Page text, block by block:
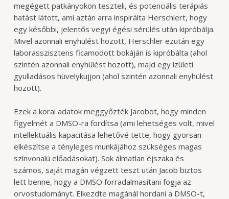
megégett patkányokon teszteli, és potenciális terápiás
hatást látott, ami aztán arra inspirálta Herschlert, hogy
egy későbbi, jelentős vegyi égési sérülés után kipróbálja.
Mivel azonnali enyhülést hozott, Herschler ezután egy
laborasszisztens ficamodott bokáján is kipróbálta (ahol
szintén azonnali enyhülést hozott), majd egy ízületi
gyulladásos hüvelykujjon (ahol szintén azonnali enyhülést
hozott).
Ezek a korai adatok meggyőzték Jacobot, hogy minden
figyelmét a DMSO-ra fordítsa (ami lehetséges volt, mivel
intellektuális kapacitása lehetővé tette, hogy gyorsan
elkészítse a tényleges munkájához szükséges magas
színvonalú előadásokat). Sok álmatlan éjszaka és
számos, saját magán végzett teszt után Jacob biztos
lett benne, hogy a DMSO forradalmasítani fogja az
orvostudományt. Elkezdte magánál hordani a DMSO-t,